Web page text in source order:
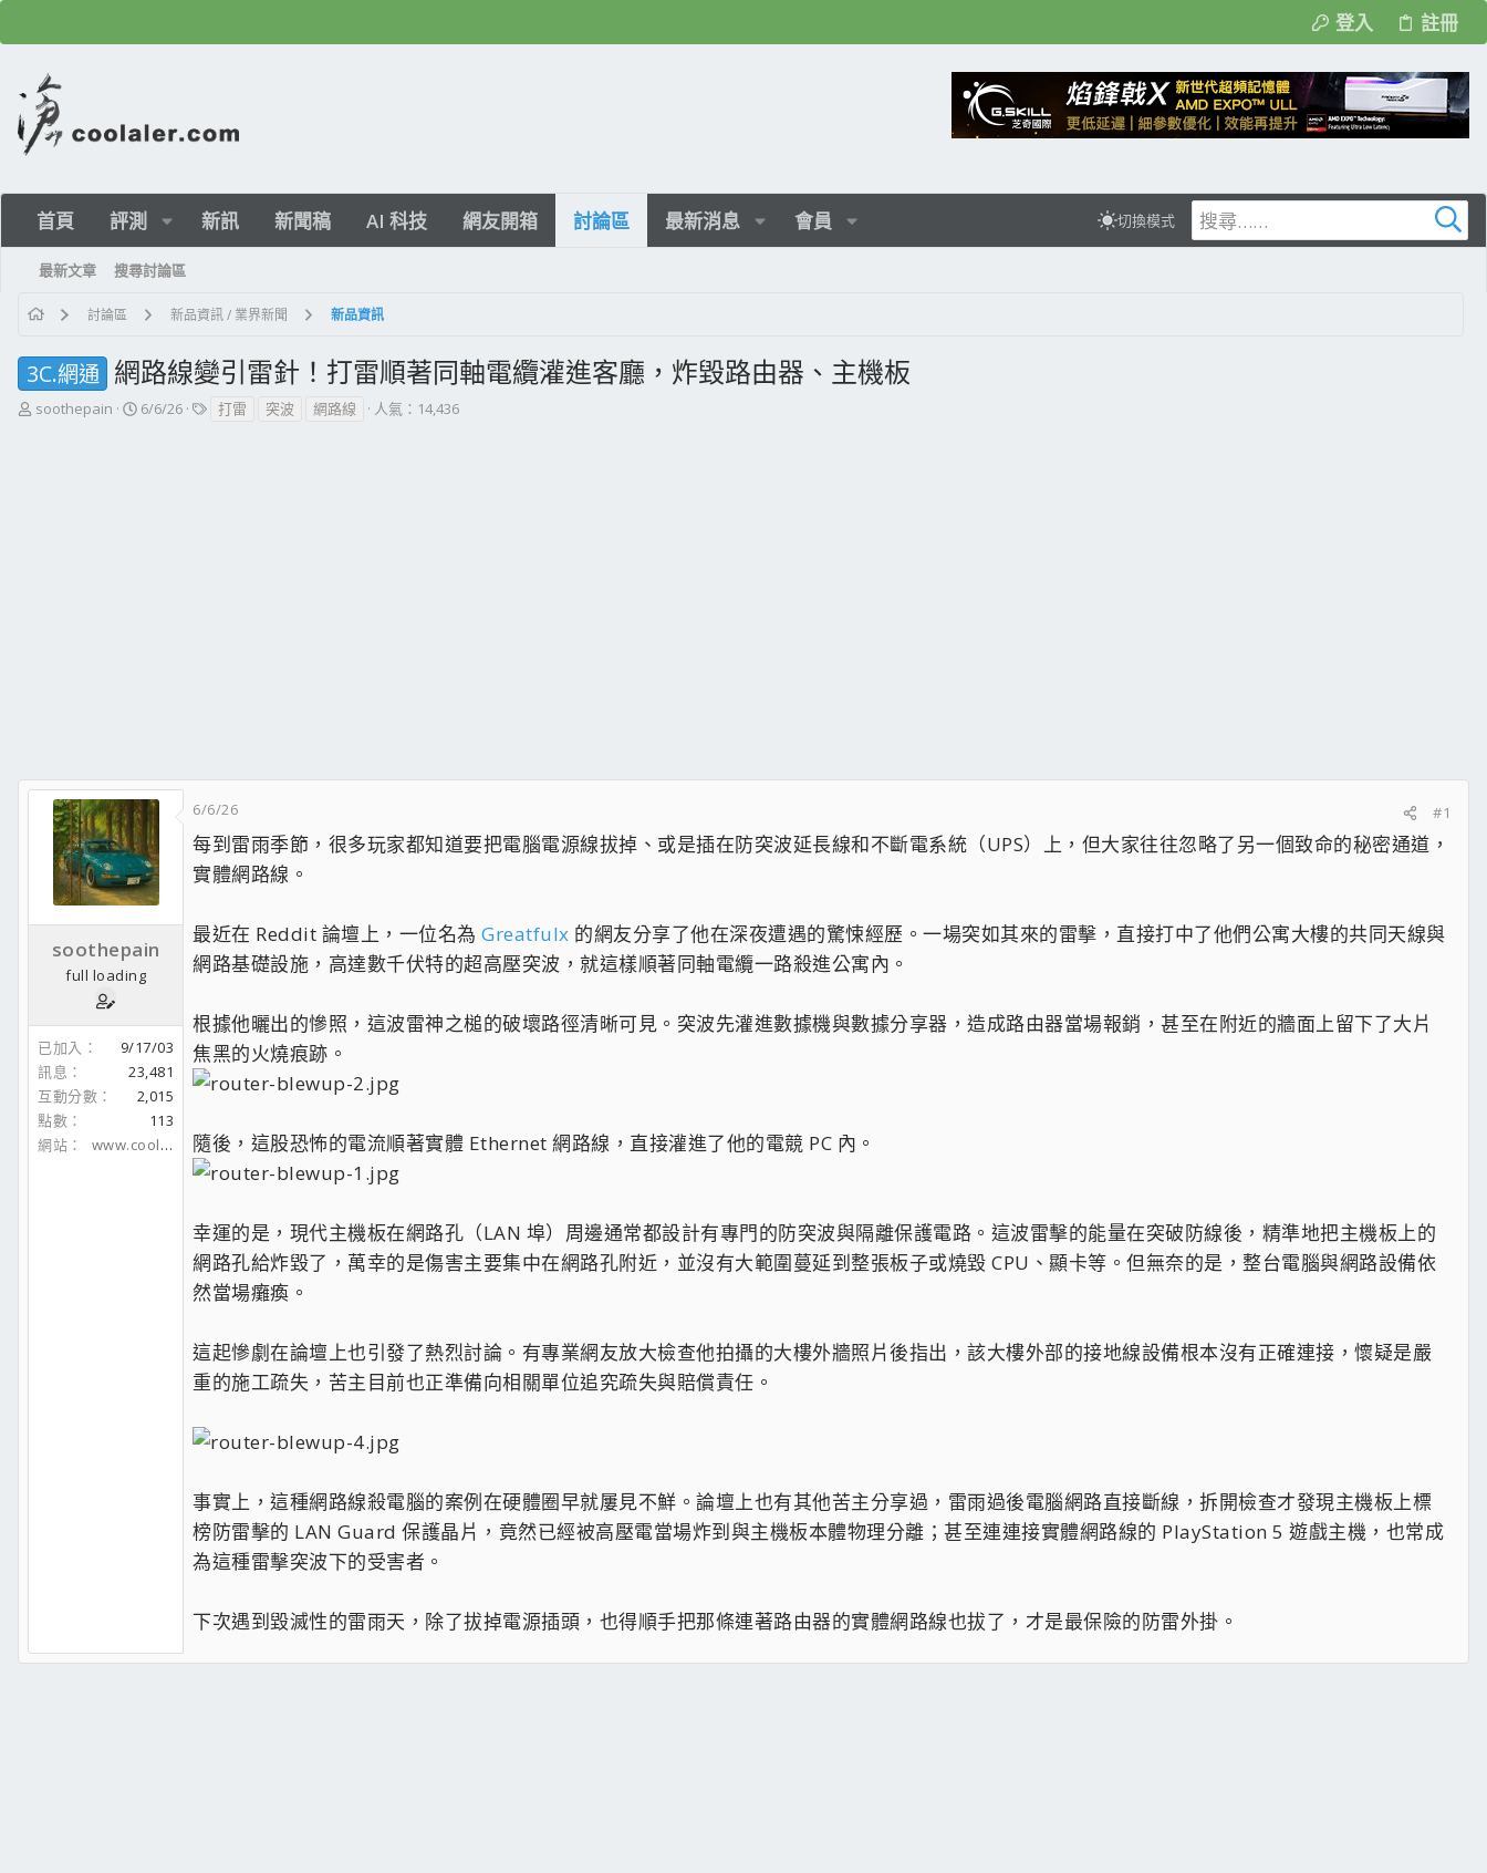
登入 註冊
首頁 評測 新訊 新聞稿 AI 科技 網友開箱 討論區 最新消息 會員 切換模式
最新文章 搜尋討論區
討論區 新品資訊 / 業界新聞 新品資訊
3C.網通 網路線變引雷針！打雷順著同軸電纜灌進客廳，炸毀路由器、主機板
主
soothepain
開
6/6/26
標
打雷 突波 網路線 人氣：14,436
soothepain
full loading
已加入
9/17/03
訊息
23,481
互動分數
2,015
點數
113
網站
www.coolaler.com
6/6/26 #1
每到雷雨季節，很多玩家都知道要把電腦電源線拔掉、或是插在防突波延長線和不斷電系統（UPS）上，但大家往往忽略了另一個致命的秘密通道，
實體網路線。
最近在 Reddit 論壇上，一位名為 Greatfulx 的網友分享了他在深夜遭遇的驚悚經歷。一場突如其來的雷擊，直接打中了他們公寓大樓的共同天線與
網路基礎設施，高達數千伏特的超高壓突波，就這樣順著同軸電纜一路殺進公寓內。
根據他曬出的慘照，這波雷神之槌的破壞路徑清晰可見。突波先灌進數據機與數據分享器，造成路由器當場報銷，甚至在附近的牆面上留下了大片
焦黑的火燒痕跡。
隨後，這股恐怖的電流順著實體 Ethernet 網路線，直接灌進了他的電競 PC 內。
幸運的是，現代主機板在網路孔（LAN 埠）周邊通常都設計有專門的防突波與隔離保護電路。這波雷擊的能量在突破防線後，精準地把主機板上的
網路孔給炸毀了，萬幸的是傷害主要集中在網路孔附近，並沒有大範圍蔓延到整張板子或燒毀 CPU、顯卡等。但無奈的是，整台電腦與網路設備依
然當場癱瘓。
這起慘劇在論壇上也引發了熱烈討論。有專業網友放大檢查他拍攝的大樓外牆照片後指出，該大樓外部的接地線設備根本沒有正確連接，懷疑是嚴
重的施工疏失，苦主目前也正準備向相關單位追究疏失與賠償責任。
事實上，這種網路線殺電腦的案例在硬體圈早就屢見不鮮。論壇上也有其他苦主分享過，雷雨過後電腦網路直接斷線，拆開檢查才發現主機板上標
榜防雷擊的 LAN Guard 保護晶片，竟然已經被高壓電當場炸到與主機板本體物理分離；甚至連連接實體網路線的 PlayStation 5 遊戲主機，也常成
為這種雷擊突波下的受害者。
下次遇到毀滅性的雷雨天，除了拔掉電源插頭，也得順手把那條連著路由器的實體網路線也拔了，才是最保險的防雷外掛。